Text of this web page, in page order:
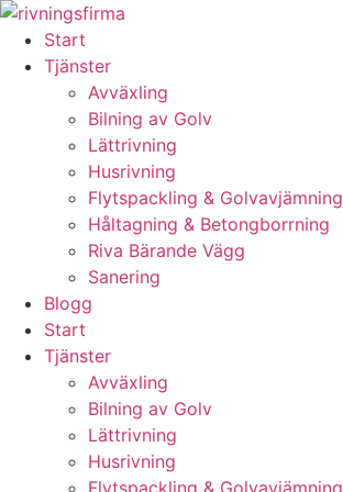
Skip
content
Start
Tjänster
Avväxling
Bilning av Golv
Lättrivning
Husrivning
Flytspackling & Golvavjämning
Håltagning & Betongborrning
Riva Bärande Vägg
Sanering
Blogg
Start
Tjänster
Avväxling
Bilning av Golv
Lättrivning
Husrivning
Flytspackling & Golvavjämning